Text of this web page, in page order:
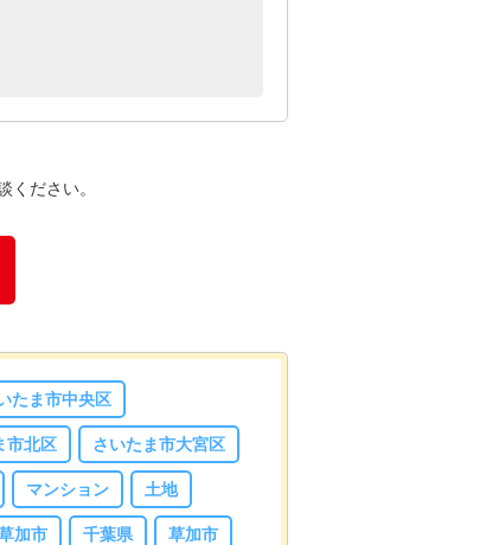
ください。
たま市中央区
市北区 さいたま市大宮区
マンション 土地
加市 千葉県 草加市